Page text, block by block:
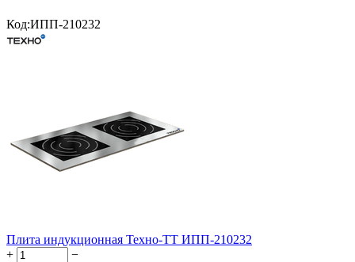
Код:ИПП-210232
Плита индукционная Техно-ТТ ИПП-210232
+
−